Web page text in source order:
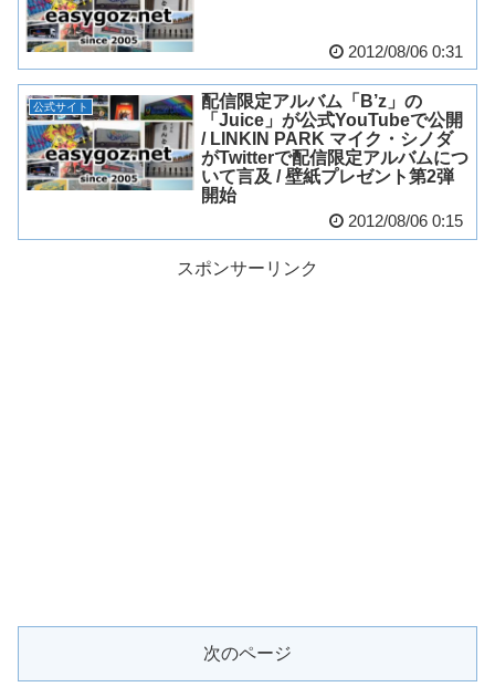
2012/08/06 0:31
公式サイト
配信限定アルバム「B’z」の
「Juice」が公式YouTubeで公開
/ LINKIN PARK マイク・シノダ
がTwitterで配信限定アルバムにつ
いて言及 / 壁紙プレゼント第2弾
開始
2012/08/06 0:15
スポンサーリンク
次のページ